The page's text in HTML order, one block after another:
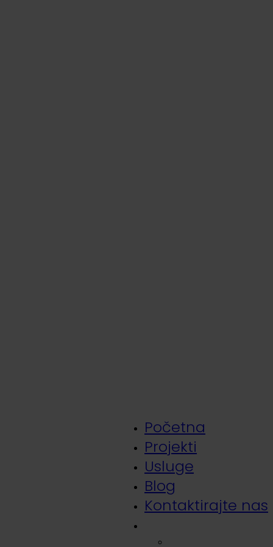
Početna
Projekti
Usluge
Blog
Kontaktirajte nas